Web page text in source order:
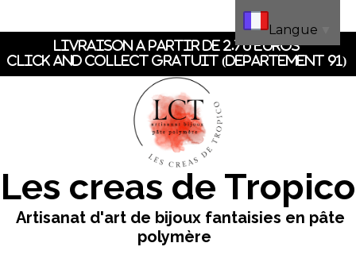
LIVRAISON A PARTIR DE 2.70 EUROS
CLICK AND COLLECT GRATUIT (dEpartement 91)
Les creas de Tropico
Artisanat d'art de bijoux fantaisies en pâte
polymère
Langue